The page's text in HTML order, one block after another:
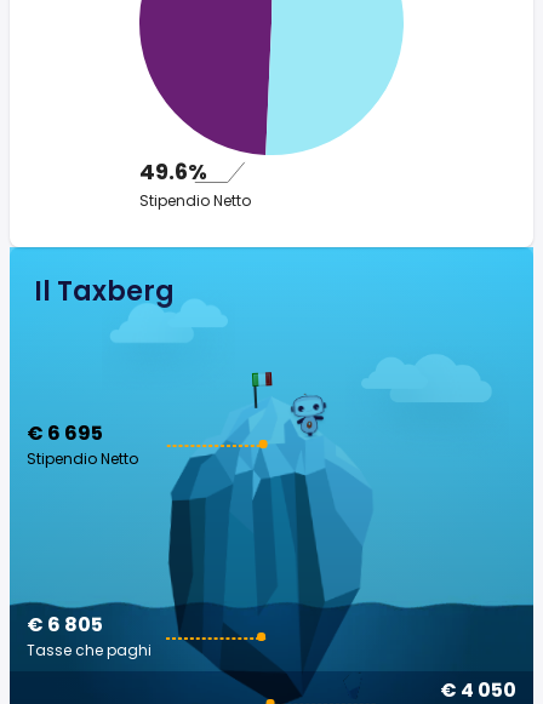
49.6%
Stipendio Netto
Il Taxberg
€ 6 695
Stipendio Netto
€ 4 050
€ 6 805
Tasse che paghi